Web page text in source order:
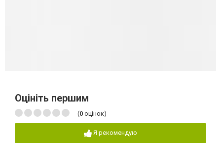
Оцініть першим
(0 оцінок)
Я рекомендую